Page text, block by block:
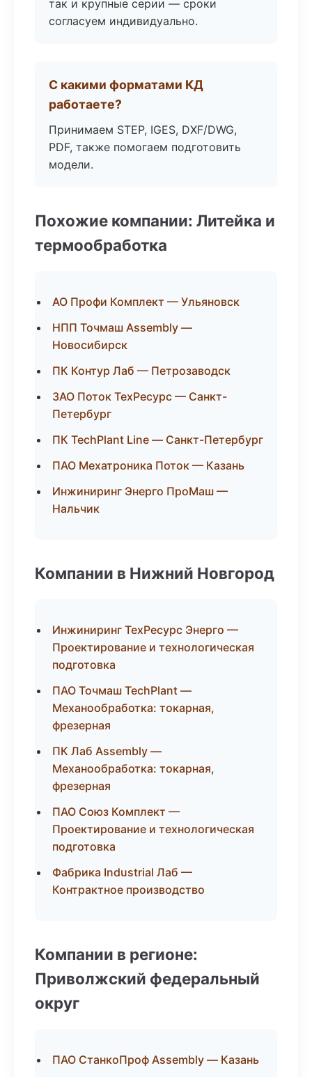
так и крупные серии — сроки
согласуем индивидуально.
С какими форматами КД
работаете?
Принимаем STEP, IGES, DXF/DWG,
PDF, также помогаем подготовить
модели.
Похожие компании: Литейка и
термообработка
АО Профи Комплект — Ульяновск
НПП Точмаш Assembly —
Новосибирск
ПК Контур Лаб — Петрозаводск
ЗАО Поток ТехРесурс — Санкт-
Петербург
ПК TechPlant Line — Санкт-Петербург
ПАО Мехатроника Поток — Казань
Инжиниринг Энерго ПроМаш —
Нальчик
Компании в Нижний Новгород
Инжиниринг ТехРесурс Энерго —
Проектирование и технологическая
подготовка
ПАО Точмаш TechPlant —
Механообработка: токарная,
фрезерная
ПК Лаб Assembly —
Механообработка: токарная,
фрезерная
ПАО Союз Комплект —
Проектирование и технологическая
подготовка
Фабрика Industrial Лаб —
Контрактное производство
Компании в регионе:
Приволжский федеральный
округ
ПАО СтанкоПроф Assembly — Казань